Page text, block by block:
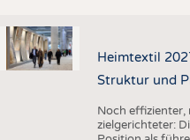
Heimtextil
Struktur und
Noch effizienter,
zielgerichteter: